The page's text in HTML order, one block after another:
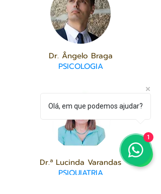
Dr. Ângelo Braga
PSICOLOGIA
Dr.ª Lucinda Varandas
PSIQUIATRIA
Olá, em que podemos ajudar?
1